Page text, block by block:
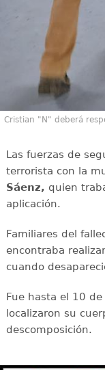
Cristian "N" deberá
Las fuerzas de
terrorista con la
Sáenz, quien
aplicación.
Familiares del
encontraba
cuando
Fue hasta el 10
localizaron su
descomposición.